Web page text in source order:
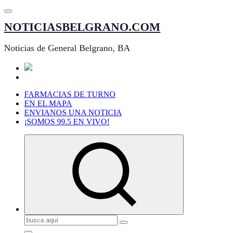
Saltar
contenido
NOTICIASBELGRANO.COM
Noticias de General Belgrano, BA
FARMACIAS DE TURNO
EN EL MAPA
ENVIANOS UNA NOTICIA
¡SOMOS 99.5 EN VIVO!
Buscar: